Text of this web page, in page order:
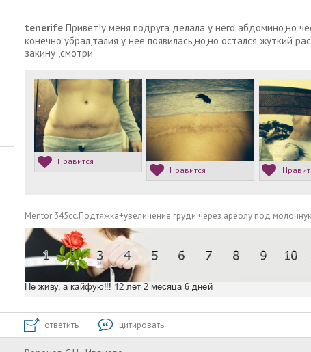
tenerife Привет!у меня подруга делала у него абдомино,но
конечно убрал,талия у нее появилась,но,но остался жуткий
закину ,смотри
Нравится
Нравится
Mentor 345cc.Подтяжка+увеличение груди через ареолу под
ответить цитировать